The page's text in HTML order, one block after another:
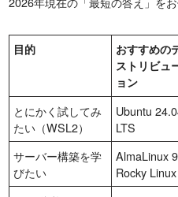
目的
おすすめの
ストリビュ
ョン
とにかく試してみ
たい（WSL2）
Ubuntu
LTS
サーバー構築を学
びたい
AlmaLinux
Rocky